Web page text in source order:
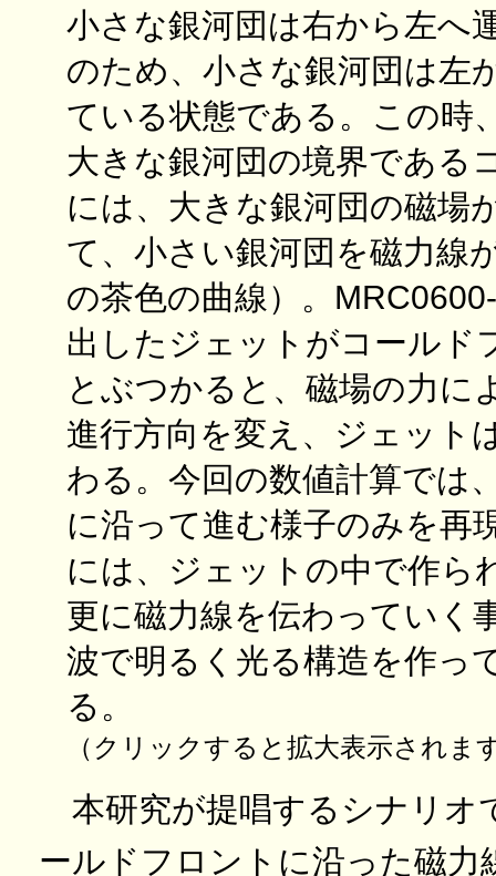
小さな銀河団は右から左へ
のため、小さな銀河団は左
ている状態である。この時
大きな銀河団の境界である
には、大きな銀河団の磁場
て、小さい銀河団を磁力線
の茶色の曲線）。
出したジェットがコールド
とぶつかると、磁場の力に
進行方向を変え、ジェット
わる。今回の数値計算では
に沿って進む様子のみを再
には、ジェットの中で作ら
更に磁力線を伝わっていく
波で明るく光る構造を作っ
る。
（クリックすると拡大表示されま
本研究が提唱するシナリオ
ールドフロントに沿った磁力